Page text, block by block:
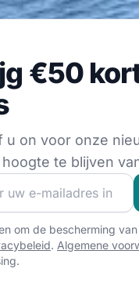
voor onze
€50
u on voor onze
te blijven
van onze
om de bescherming
. Algemene